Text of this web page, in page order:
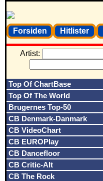
Forsiden Hitlister
Artist:
Top Of ChartBase
Top Of The World
Brugernes Top-50
CB Denmark-Danmark
CB VideoChart
CB EUROPlay
CB Dancefloor
CB Critic-Alt
CB The Rock